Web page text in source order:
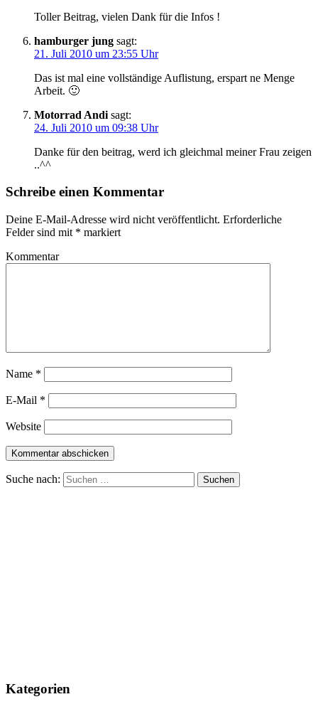
Toller Beitrag, vielen Dank für die Infos !
hamburger jung sagt:
21. Juli 2010 um 23:55 Uhr
Das ist mal eine vollständige Auflistung, erspart ne Menge
Arbeit. 🙂
Motorrad Andi sagt:
24. Juli 2010 um 09:38 Uhr
Danke für den beitrag, werd ich gleichmal meiner Frau zeigen
..^^
Schreibe einen Kommentar
Deine E-Mail-Adresse wird nicht veröffentlicht. Erforderliche
Felder sind mit * markiert
Kommentar
Name *
E-Mail *
Website
Suche nach:
Kategorien